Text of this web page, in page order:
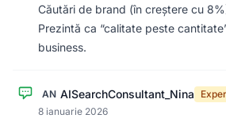
Căutări de brand (în creștere cu
Prezintă ca “calitate peste
business.
AN AISearchConsultant_Nina
8 ianuarie 2026